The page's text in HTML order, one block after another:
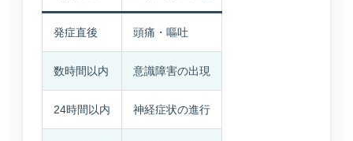
ご自宅や施設での生活支援
通所介護事業所いぶき
重度要介護者も相談可能
発症直後 頭痛・嘔吐
数時間以内 意識障害の出現
24時間以内 神経症状の進行